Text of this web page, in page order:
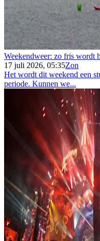
Weekendweer: zo fris wordt
17 juli 2026, 05:35Zon
Het wordt dit weekend een
periode. Kunnen we...